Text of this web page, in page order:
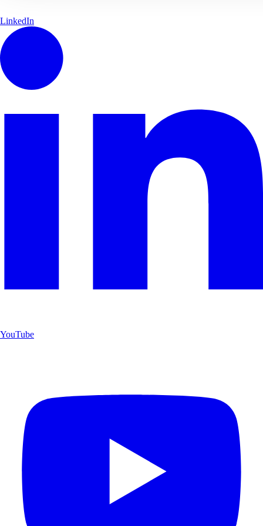
LinkedIn
YouTube